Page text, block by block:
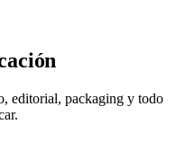
editorial, packaging y todo